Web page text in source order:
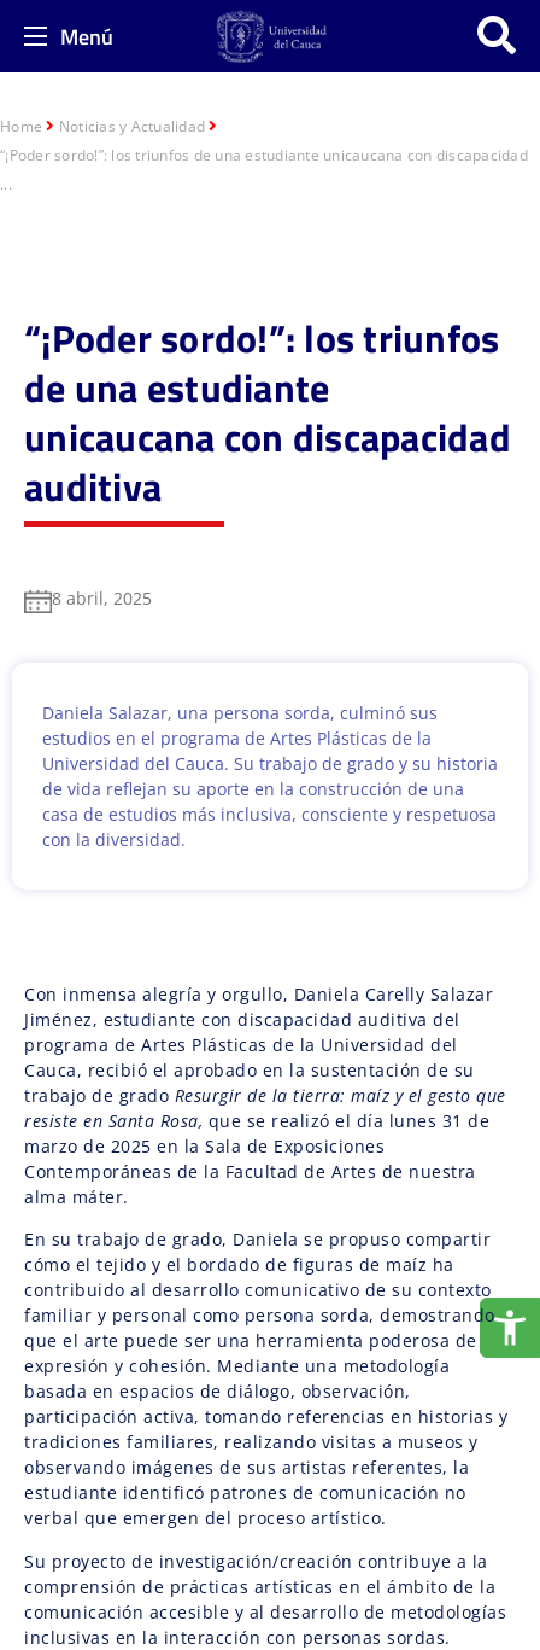
Menú
Home
Noticias y Actualidad
“¡Poder sordo!”: los triunfos de una estudiante unicaucana con discapacidad
...
“¡Poder sordo!”: los triunfos
de una estudiante
unicaucana con discapacidad
auditiva
8 abril, 2025
Daniela Salazar, una persona sorda, culminó sus
estudios en el programa de Artes Plásticas de la
Universidad del Cauca. Su trabajo de grado y su historia
de vida reflejan su aporte en la construcción de una
casa de estudios más inclusiva, consciente y respetuosa
con la diversidad.
Con inmensa alegría y orgullo, Daniela Carelly Salazar
Jiménez, estudiante con discapacidad auditiva del
programa de Artes Plásticas de la Universidad del
Cauca, recibió el aprobado en la sustentación de su
trabajo de grado Resurgir de la tierra: maíz y el gesto que
resiste en Santa Rosa, que se realizó el día lunes 31 de
marzo de 2025 en la Sala de Exposiciones
Contemporáneas de la Facultad de Artes de nuestra
alma máter.
En su trabajo de grado, Daniela se propuso compartir
cómo el tejido y el bordado de figuras de maíz ha
contribuido al desarrollo comunicativo de su contexto
familiar y personal como persona sorda, demostrando
que el arte puede ser una herramienta poderosa de
expresión y cohesión. Mediante una metodología
basada en espacios de diálogo, observación,
participación activa, tomando referencias en historias y
tradiciones familiares, realizando visitas a museos y
observando imágenes de sus artistas referentes, la
estudiante identificó patrones de comunicación no
verbal que emergen del proceso artístico.
Su proyecto de investigación/creación contribuye a la
comprensión de prácticas artísticas en el ámbito de la
comunicación accesible y al desarrollo de metodologías
inclusivas en la interacción con personas sordas.